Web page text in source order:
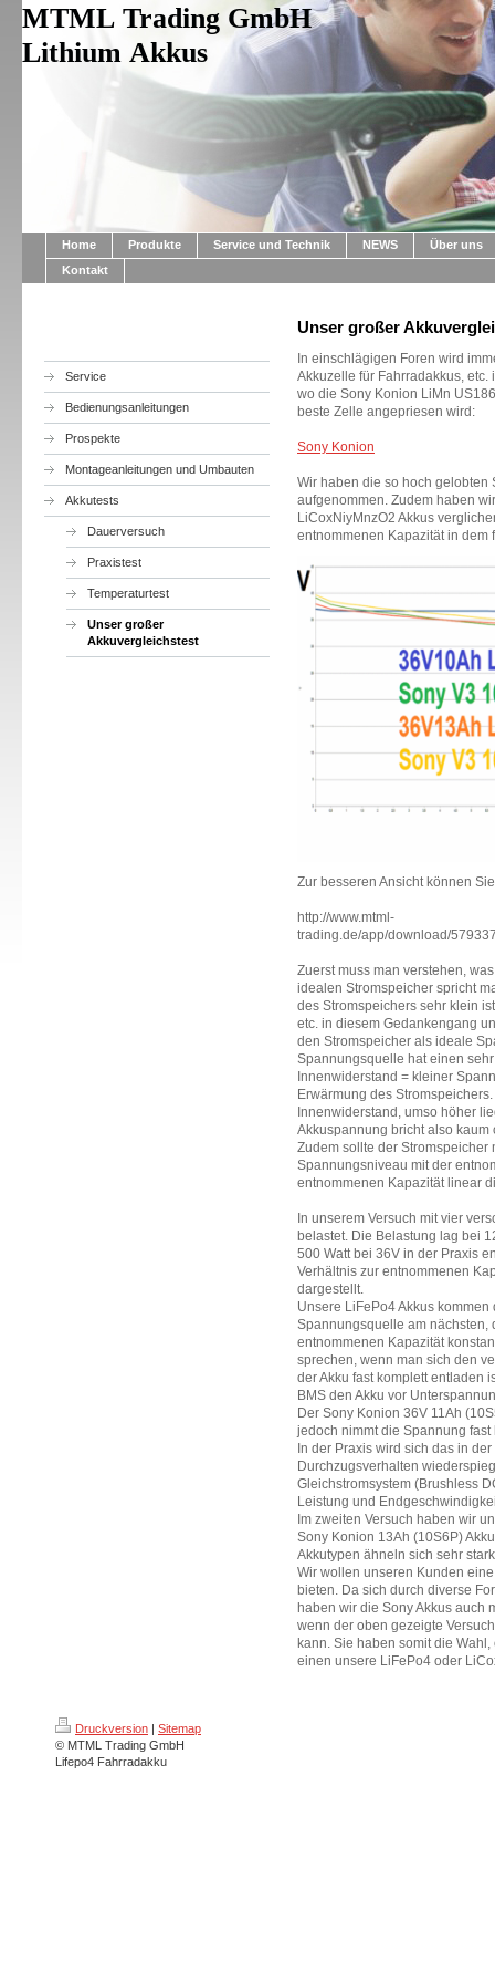
MTML Trading GmbH
Lithium Akkus
Home Produkte Service und Technik NEWS
Über uns
Kontakt
Service
Bedienungsanleitungen
Prospekte
Montageanleitungen und Umbauten
Akkutests
Dauerversuch
Praxistest
Temperaturtest
Unser großer
Akkuvergleichstest
Unser großer
In einschlägigen Foren wird
Akkuzelle für Fahrradakkus,
wo die Sony Konion LiMn
beste Zelle angepriesen wird:
Sony Konion
Wir haben die so hoch gelobten
aufgenommen. Zudem haben
LiCoxNiyMnzO2 Akkus
entnommenen Kapazität in
Zur besseren Ansicht können
http://www.mtml-
trading.de/app/download/
Zuerst muss man verstehen,
idealen Stromspeicher spricht
des Stromspeichers sehr klein
etc. in diesem Gedankengang
den Stromspeicher als ideale
Spannungsquelle hat einen
Innenwiderstand = kleiner
Erwärmung des
Innenwiderstand, umso höher
Akkuspannung bricht also
Zudem sollte der
Spannungsniveau mit der
entnommenen Kapazität linear
In unserem Versuch mit vier
belastet. Die Belastung lag bei
500 Watt bei 36V in der Praxis
Verhältnis zur entnommenen
dargestellt.
Unsere LiFePo4 Akkus
Spannungsquelle am nächsten,
entnommenen Kapazität
sprechen, wenn man sich den
der Akku fast komplett entladen
BMS den Akku vor
Der Sony Konion 36V 11Ah
jedoch nimmt die Spannung
In der Praxis wird sich das in
Durchzugsverhalten
Gleichstromsystem (Brushless
Leistung und
Im zweiten Versuch haben wir
Sony Konion 13Ah (10S6P)
Akkutypen ähneln sich sehr
Wir wollen unseren Kunden
bieten. Da sich durch diverse
haben wir die Sony Akkus auch
wenn der oben gezeigte
kann. Sie haben somit die
einen unsere LiFePo4 oder
Druckversion | Sitemap
© MTML Trading GmbH
Lifepo4 Fahrradakku